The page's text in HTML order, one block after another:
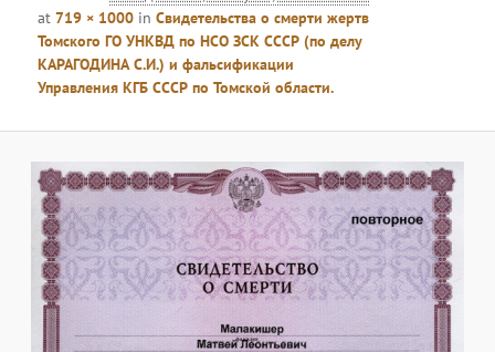
at719 × 1000 inСвидетельства о смерти жертв
Томского ГО УНКВД по НСО ЗСК СССР (по делу
КАРАГОДИНА С.И.) и фальсификации
Управления КГБ СССР по Томской области.